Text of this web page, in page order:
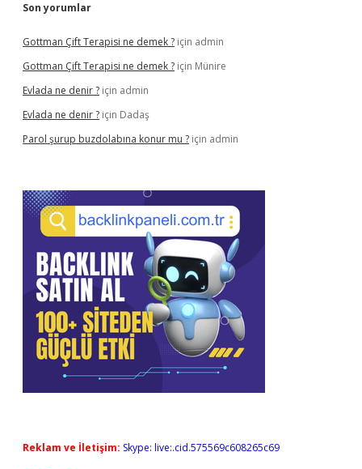
Son yorumlar
Gottman Çift Terapisi ne demek ? için admin
Gottman Çift Terapisi ne demek ? için Münire
Evlada ne denir ? için admin
Evlada ne denir ? için Dadaş
Parol şurup buzdolabına konur mu ? için admin
Reklam ve İletişim: Skype: live:.cid.575569c608265c69